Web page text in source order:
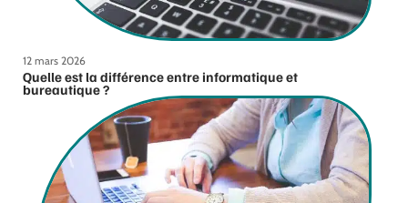
12 mars 2026
Quelle est la différence entre informatique et
bureautique ?